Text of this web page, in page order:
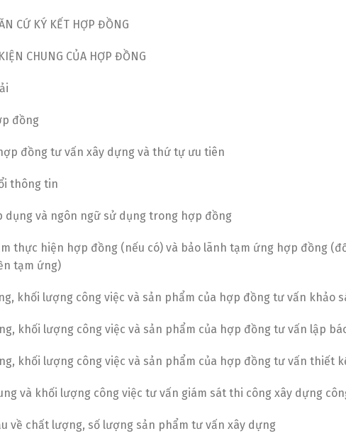
CỨ KÝ KẾT HỢP ĐỒNG
CHUNG CỦA HỢP ĐỒNG
đồng
đồng tư vấn xây dựng và thứ tự ưu tiên
thông tin
dụng và ngôn ngữ sử dụng trong hợp đồng
thực hiện hợp đồng (nếu có) và bảo lãnh tạm ứng hợp đồng
tạm ứng)
khối lượng công việc và sản phẩm của hợp đồng tư vấn khảo
khối lượng công việc và sản phẩm của hợp đồng tư vấn lập
khối lượng công việc và sản phẩm của hợp đồng tư vấn thiết
và khối lượng công việc tư vấn giám sát thi công xây dựng
về chất lượng, số lượng sản phẩm tư vấn xây dựng